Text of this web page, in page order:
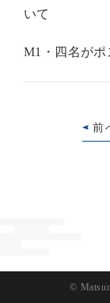
いて
M1・四名がポ
前
©